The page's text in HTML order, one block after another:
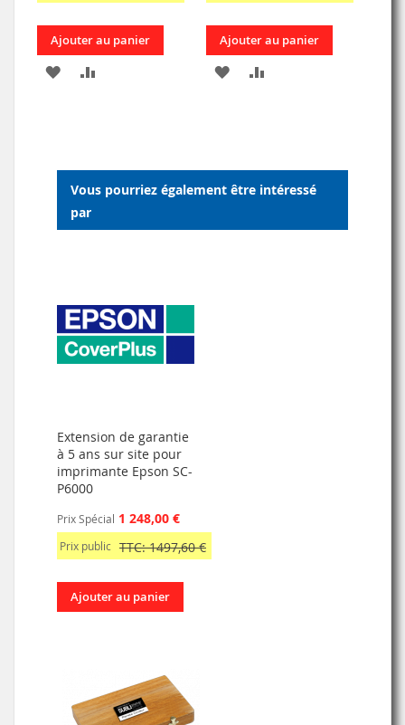
Ajouter au panier
AJOUTER
D’ENVIE
Ajouter au panier
AJOUTER
D’ENVIE
Vous pourriez également être intéressé
par
Extension de garantie
à 5 ans sur site pour
imprimante Epson SC-
P6000
Prix Spécial 1 248,00 €
Prix public TTC: 1497,60 €
Ajouter au panier